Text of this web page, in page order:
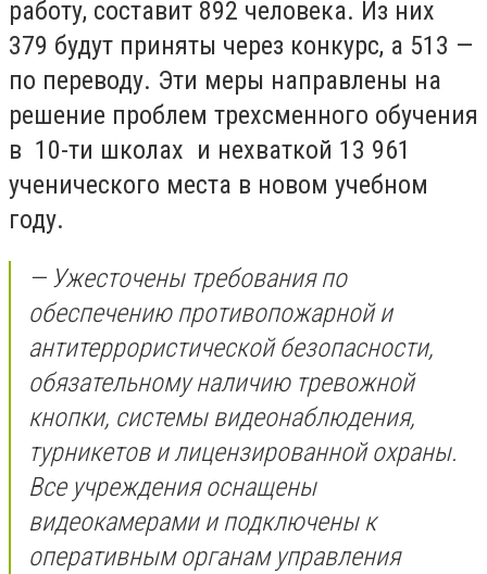
работу, составит 892 человека. Из них
379 будут приняты через конкурс, а 513 —
по переводу. Эти меры направлены на
решение проблем трехсменного обучения
в 10-ти школах и нехваткой 13 961
ученического места в новом учебном
году.
— Ужесточены требования по
обеспечению противопожарной и
антитеррористической безопасности,
обязательному наличию тревожной
кнопки, системы видеонаблюдения,
турникетов и лицензированной охраны.
Все учреждения оснащены
видеокамерами и подключены к
оперативным органам управления